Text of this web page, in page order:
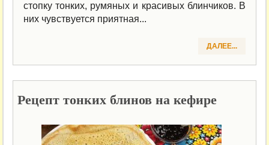
стопку тонких, румяных и красивых блинчиков. В
них чувствуется приятная...
ДАЛЕЕ...
Рецепт тонких блинов на кефире